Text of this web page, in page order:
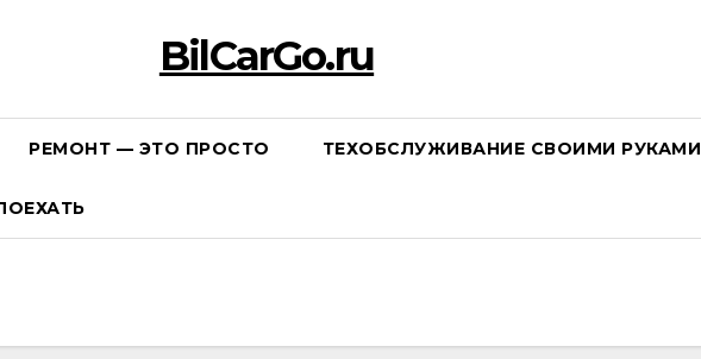
BilCarGo.ru
РЕМОНТ — ЭТО ПРОСТО ТЕХОБСЛУЖИВАНИЕ СВОИМИ РУКАМИ